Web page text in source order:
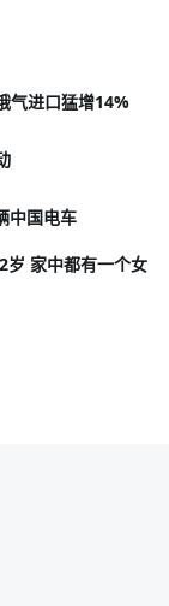
气进口猛增14%
中国电车
岁 家中都有一个女